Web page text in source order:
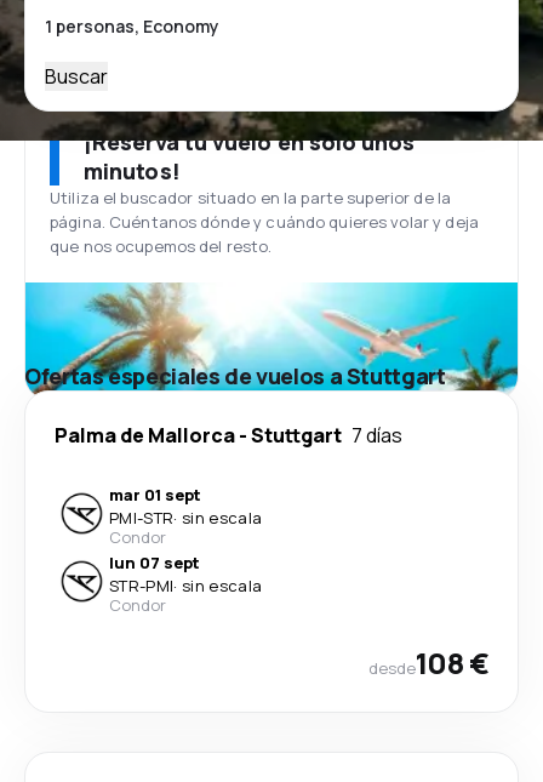
Buscar
¡Reserva tu vuelo en solo unos
minutos!
Utiliza el buscador situado en la parte superior de la
página. Cuéntanos dónde y cuándo quieres volar y deja
que nos ocupemos del resto.
Ofertas especiales de vuelos a Stuttgart
Palma de Mallorca-Stuttgart 7 días
mar 01 sept
PMI-STR· sin escala
Condor
lun 07 sept
STR-PMI· sin escala
Condor
desde108 €